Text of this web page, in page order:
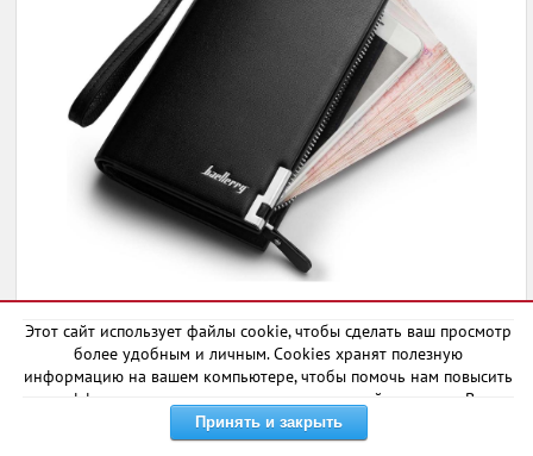
Кошелек выполнен из новейшей искусственной
кожи, стильный дизайн, удобный размер и
функциональность данного товара является частью
его преимущества. Основной же плюс именно
данного портмоне — это возможность добавить
гравировку на изделии, которая будет выполнена в
Этот сайт использует файлы cookie, чтобы сделать ваш просмотр
более удобным и личным. Cookies хранят полезную
информацию на вашем компьютере, чтобы помочь нам повысить
эффективность и актуальность нашего сайта для вас. В
некоторых случаях они необходимы для правильной работы
сайта.